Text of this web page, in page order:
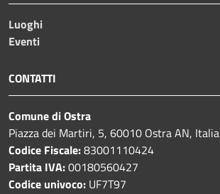
Luoghi
Eventi
CONTATTI
Comune di Ostra
Piazza dei Martiri, 5, 60010 Ostra AN, Italia
Codice Fiscale:83001110424
Partita IVA:00180560427
Codice univoco: UF7T97